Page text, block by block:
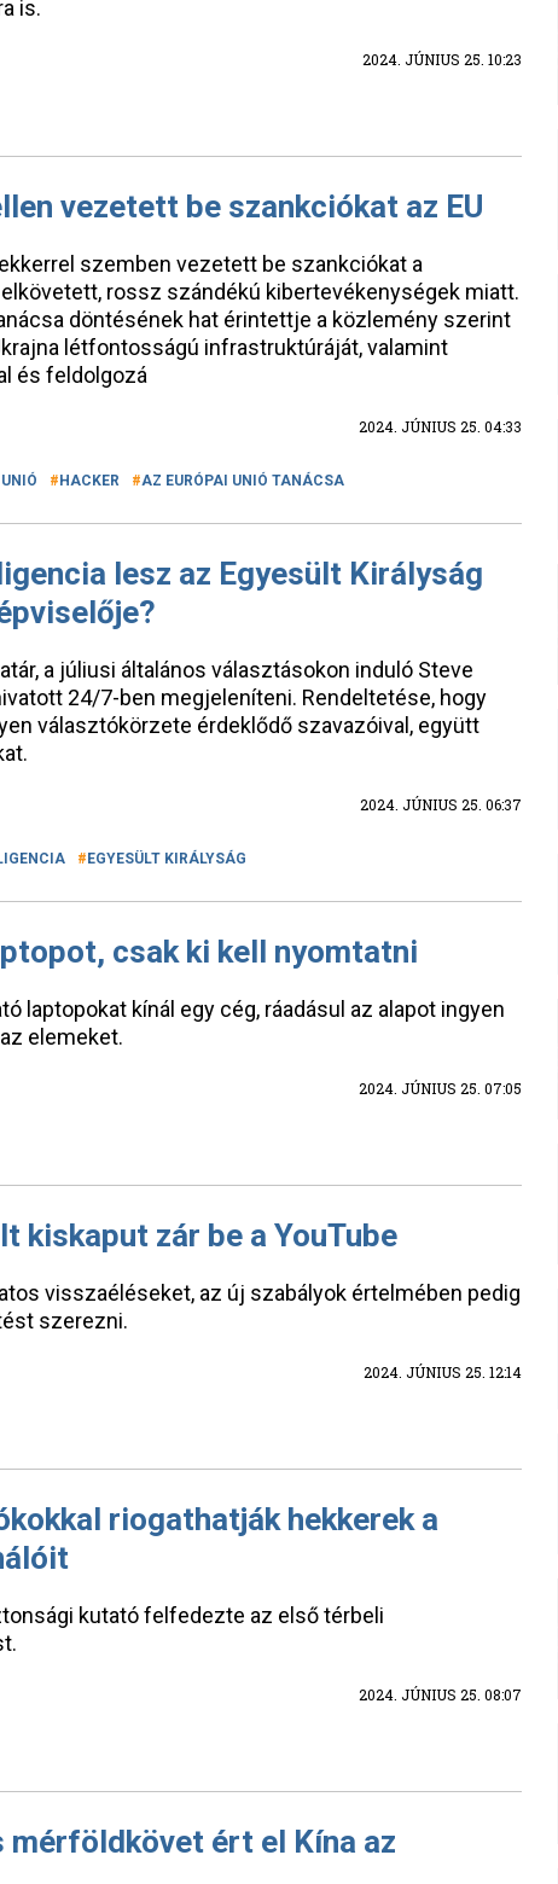
is.
2024. JÚNIUS 25. 10:23
vezetett be szankciókat az EU
szemben vezetett be szankciókat a
rossz szándékú kibertevékenységek miatt.
döntésének hat érintettje a közlemény szerint
létfontosságú infrastruktúráját, valamint
és feldolgozá
2024. JÚNIUS 25. 04:33
HACKER AZ EURÓPAI UNIÓ TANÁCSA
lesz az Egyesült Királyság
a júliusi általános választásokon induló Steve
24/7-ben megjeleníteni. Rendeltetése, hogy
választókörzete érdeklődő szavazóival, együtt
2024. JÚNIUS 25. 06:37
EGYESÜLT KIRÁLYSÁG
csak ki kell nyomtatni
laptopokat kínál egy cég, ráadásul az alapot ingyen
elemeket.
2024. JÚNIUS 25. 07:05
kiskaput zár be a YouTube
visszaéléseket, az új szabályok értelmében pedig
szerezni.
2024. JÚNIUS 25. 12:14
riogathatják hekkerek a
kutató felfedezte az első térbeli
2024. JÚNIUS 25. 08:07
mérföldkövet ért el Kína az